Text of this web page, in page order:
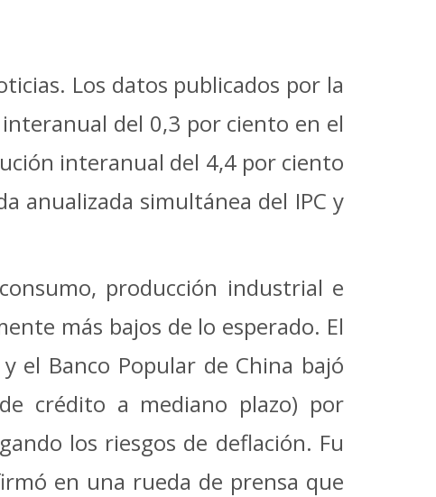
Los datos publicados por la
del 0,3 por ciento en el
interanual del 4,4 por ciento
anualizada simultánea del IPC y
producción industrial e
más bajos de lo esperado. El
el Banco Popular de China bajó
crédito a mediano plazo) por
los riesgos de deflación. Fu
en una rueda de prensa que